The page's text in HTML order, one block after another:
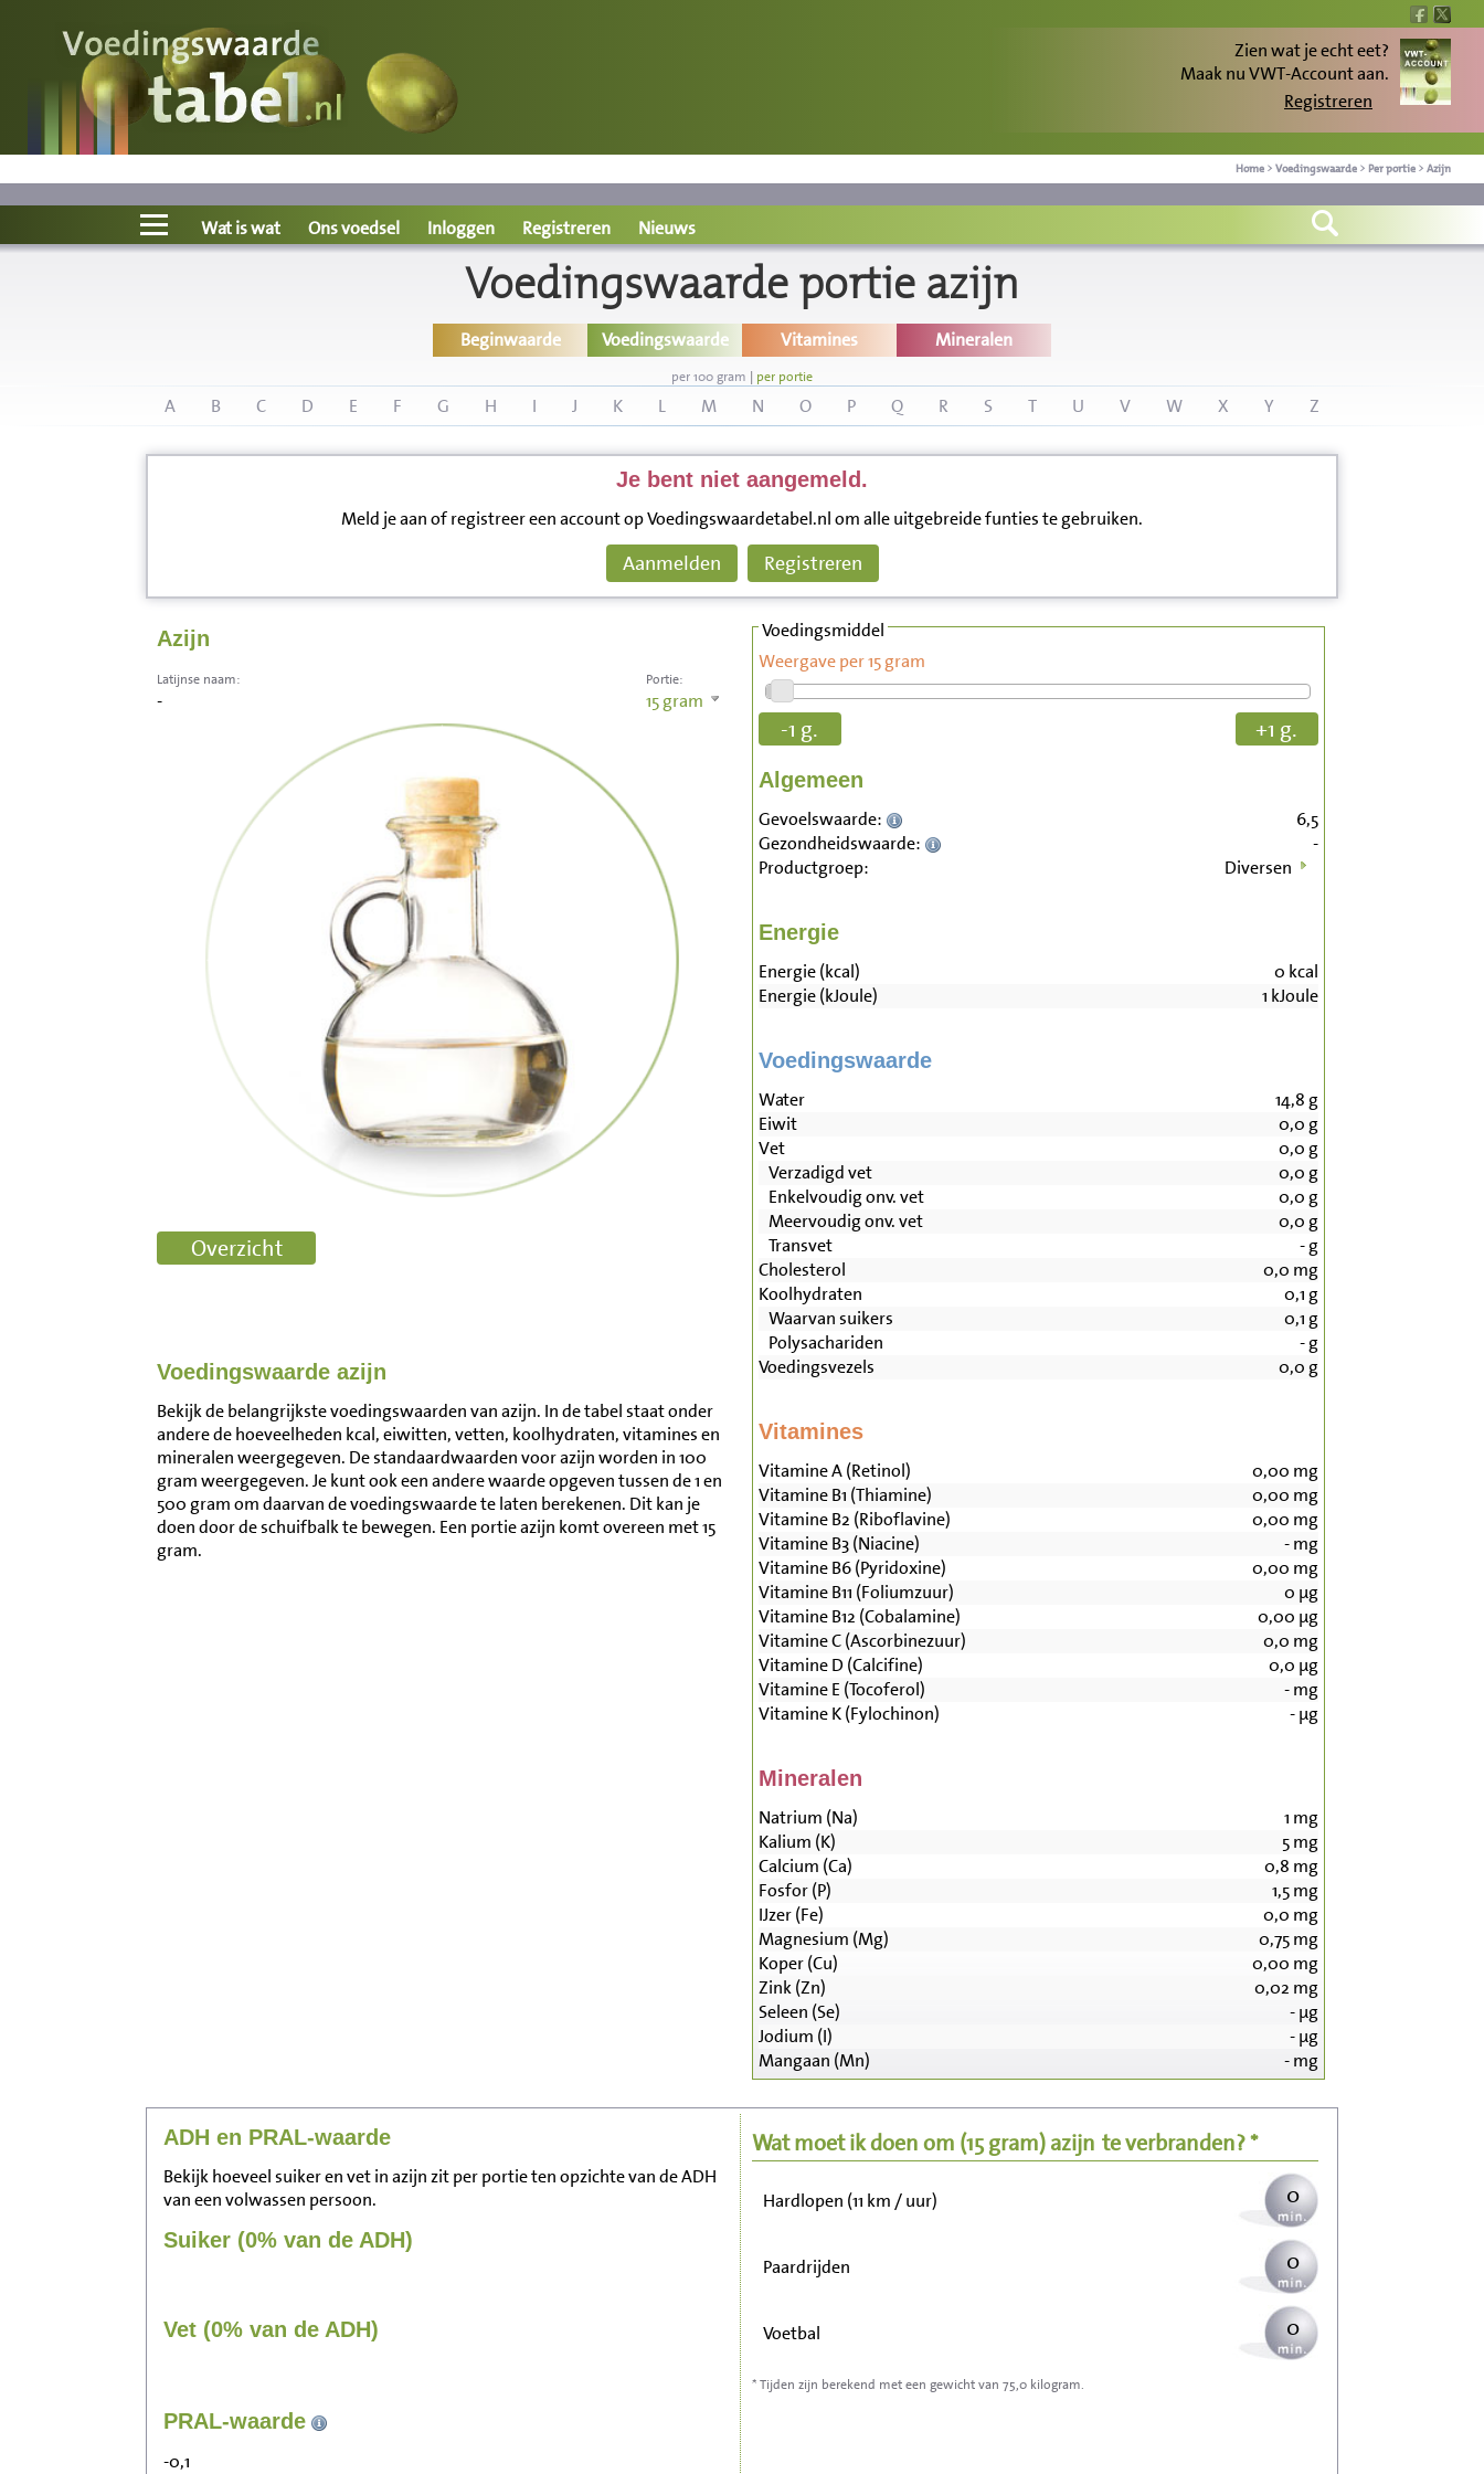
Zien wat je echt eet?
Maak nu VWT-Account aan.
Registreren
Home > Voedingswaarde > Per portie > Azijn
Voedingswaarde
Wat is wat?
Ons voedsel
Wat is wat Ons voedsel Inloggen Registreren Nieuws
Voedingswaarde portie azijn
Beginwaarde Voedingswaarde Vitamines Mineralen
per 100 gram | per portie
A B C D E F G H I J K L M N O P Q R S T U V W X Y Z
Je bent niet aangemeld.
Meld je aan of registreer een account op Voedingswaardetabel.nl om alle uitgebreide funties te gebruiken.
Aanmelden Registreren
Azijn
Portie:
15gram
Latijnse naam:
-
Voedingswaarde azijn
Bekijk de belangrijkste voedingswaarden van azijn. In de tabel staat onder
andere de hoeveelheden kcal, eiwitten, vetten, koolhydraten, vitamines en
mineralen weergegeven. De standaardwaarden voor azijn worden in 100
gram weergegeven. Je kunt ook een andere waarde opgeven tussen de 1 en
500 gram om daarvan de voedingswaarde te laten berekenen. Dit kan je
doen door de schuifbalk te bewegen. Een portie azijn komt overeen met 15
gram.
Voedingsmiddel
Weergave per 15 gram
-1 g. +1 g.
Algemeen
Gevoelswaarde:
6,5
Gezondheidswaarde:
-
Productgroep:
Diversen
Energie
Energie (kcal) 0 kcal
Energie (kJoule)
1 kJoule
Voedingswaarde
Water 14,8 g
Eiwit
0,0 g
Vet
0,0 g
Verzadigd vet
0,0 g
Enkelvoudig onv. vet
0,0 g
Meervoudig onv. vet
0,0 g
Transvet
-g
Cholesterol
0,0 mg
Koolhydraten
0,1 g
Waarvan suikers
0,1 g
Polysachariden
-g
Voedingsvezels
0,0 g
Vitamines
Vitamine A (Retinol) 0,00 mg
Vitamine B1 (Thiamine)
0,00 mg
Vitamine B2 (Riboflavine)
0,00 mg
Vitamine B3 (Niacine)
-mg
Vitamine B6 (Pyridoxine)
0,00 mg
Vitamine B11 (Foliumzuur)
0 µg
Vitamine B12 (Cobalamine)
0,00 µg
Vitamine C (Ascorbinezuur)
0,0 mg
Vitamine D (Calcifine)
0,0 µg
Vitamine E (Tocoferol)
-mg
Vitamine K (Fylochinon)
-µg
Mineralen
Natrium (Na) 1 mg
Kalium (K)
5mg
Calcium (Ca)
0,8 mg
Fosfor (P)
1,5mg
IJzer (Fe)
0,0 mg
Magnesium (Mg)
0,75mg
Koper (Cu)
0,00 mg
Zink (Zn)
0,02 mg
Seleen (Se)
-µg
Jodium (I)
-µg
Mangaan (Mn)
-mg
ADH en PRAL-waarde
Bekijk hoeveel suiker en vet in azijn zit per portie ten opzichte van de ADH
van een volwassen persoon.
Suiker (0% van de ADH)
Vet (0% van de ADH)
PRAL-waarde
-0,1
Wat moet ik doen om (15 gram)azijn te verbranden? *
Zitten, tv kijken 0
Fietsen (15 km/uur) 0
Wandelen (5 km/uur)
Hardlopen (11 km / uur) 0
Paardrijden 0
Voetbal 0
Stofzuigen
* Tijden zijn berekend met een gewicht van 75,0 kilogram.